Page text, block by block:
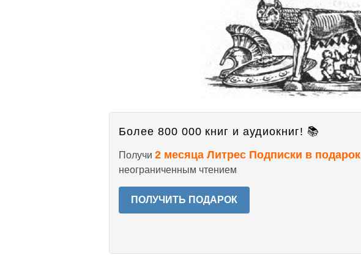
Более 800 000 книг и аудиокниг! 📚
Получи 2 месяца Литрес Подписки в подарок
неограниченным чтением
ПОЛУЧИТЬ ПОДАРОК